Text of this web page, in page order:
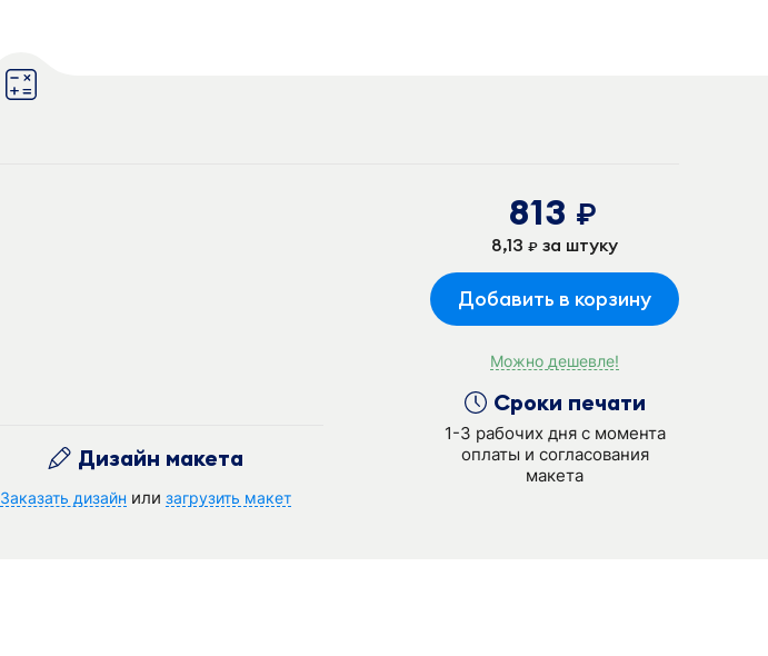
Дизайн макета
Заказать дизайн или загрузить макет
813 руб.
8,13 руб. за штуку
Добавить в корзину
Можно дешевле!
Сроки печати
1-3 рабочих дня с момента
оплаты и согласования
макета